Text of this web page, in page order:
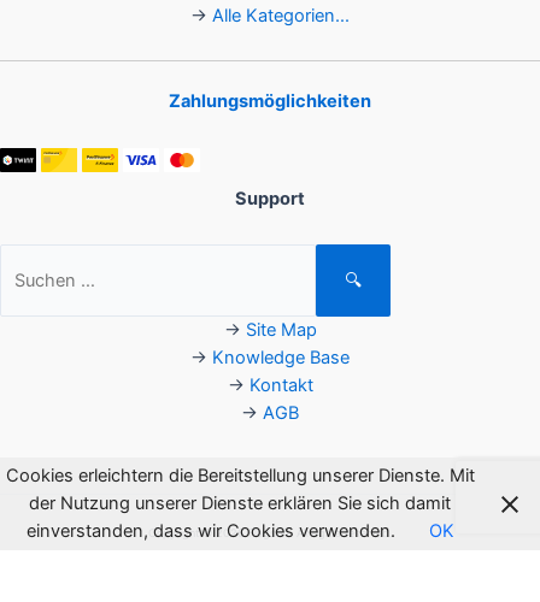
→ Alle Kategorien...
Zahlungsmöglichkeiten
Support
nach:
🔍
→ Site Map
→ Knowledge Base
→ Kontakt
→ AGB
Copyright © 2026 Flagsoft. All rights reserved.
Cookies erleichtern die Bereitstellung unserer Dienste. Mit
der Nutzung unserer Dienste erklären Sie sich damit
einverstanden, dass wir Cookies verwenden.
OK